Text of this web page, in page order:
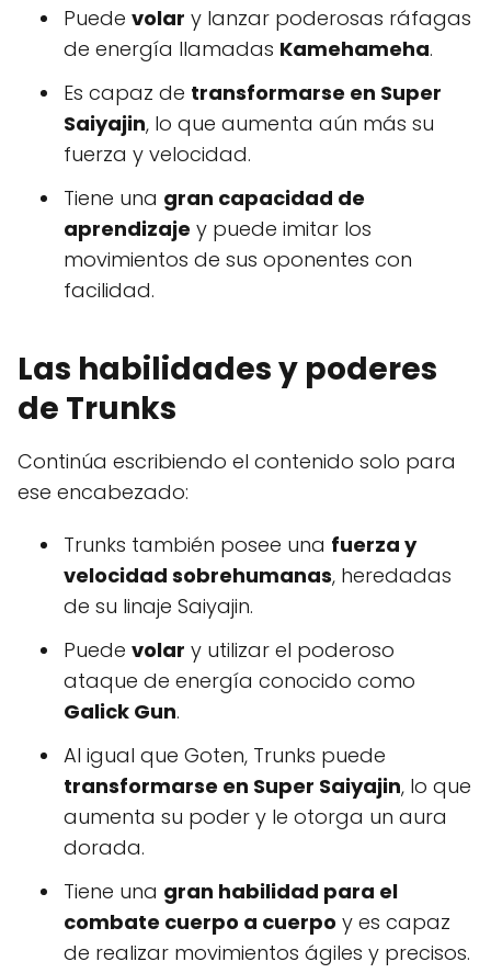
Puede volar y lanzar poderosas ráfagas
de energía llamadas Kamehameha.
Es capaz de transformarse en Super
Saiyajin, lo que aumenta aún más su
fuerza y velocidad.
Tiene una gran capacidad de
aprendizaje y puede imitar los
movimientos de sus oponentes con
facilidad.
Las habilidades y poderes
de Trunks
Continúa escribiendo el contenido solo para
ese encabezado:
Trunks también posee una fuerza y
velocidad sobrehumanas, heredadas
de su linaje Saiyajin.
Puede volar y utilizar el poderoso
ataque de energía conocido como
Galick Gun.
Al igual que Goten, Trunks puede
transformarse en Super Saiyajin, lo que
aumenta su poder y le otorga un aura
dorada.
Tiene una gran habilidad para el
combate cuerpo a cuerpo y es capaz
de realizar movimientos ágiles y precisos.